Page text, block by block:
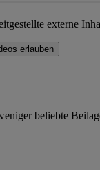
externe
erlauben
beliebte